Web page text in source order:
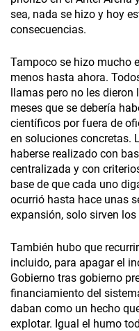
sea, nada se hizo y hoy
consecuencias.
Tampoco se hizo mucho
menos hasta ahora.
llamas pero no les dieron
meses que se debería
científicos por fuera de
en soluciones concretas.
haberse realizado con
centralizada y con
base de que cada uno
ocurrió hasta hace unas
expansión, solo sirven
También hubo que
incluido, para apagar el
Gobierno tras gobierno
financiamiento del
daban como un hecho
explotar. Igual el humo